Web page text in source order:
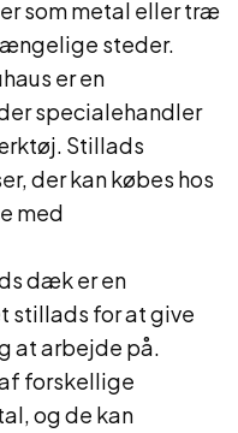
som metal eller træ
steder.
er en
specialehandler
Stillads
der kan købes hos
med
dæk er en
stillads for at give
at arbejde på.
forskellige
og de kan